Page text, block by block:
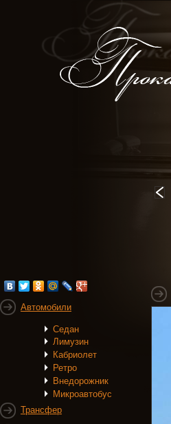
Автомобили
Седан
Лимузин
Кабриолет
Ретро
Внедорожник
Микроавтобус
Трансфер